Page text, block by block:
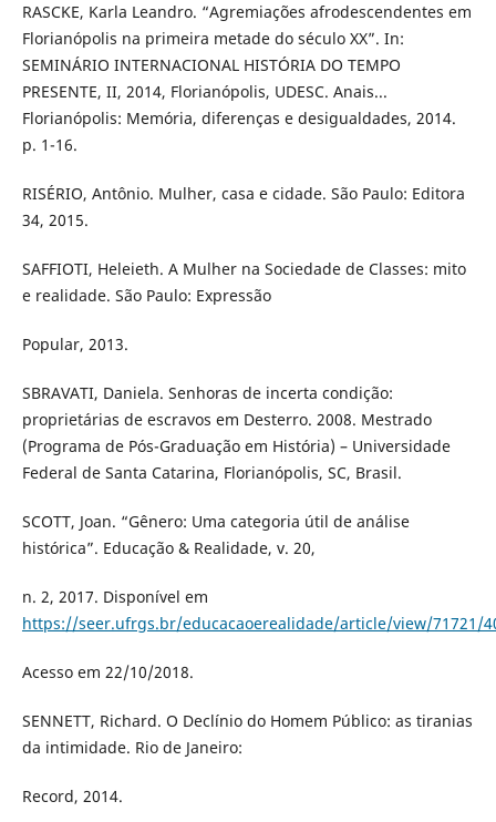
RASCKE, Karla Leandro. “Agremiações afrodescendentes em
Florianópolis na primeira metade do século XX”. In:
SEMINÁRIO INTERNACIONAL HISTÓRIA DO TEMPO
PRESENTE, II, 2014, Florianópolis, UDESC. Anais...
Florianópolis: Memória, diferenças e desigualdades, 2014.
p. 1-16.
RISÉRIO, Antônio. Mulher, casa e cidade. São Paulo: Editora
34, 2015.
SAFFIOTI, Heleieth. A Mulher na Sociedade de Classes: mito
e realidade. São Paulo: Expressão
Popular, 2013.
SBRAVATI, Daniela. Senhoras de incerta condição:
proprietárias de escravos em Desterro. 2008. Mestrado
(Programa de Pós-Graduação em História) – Universidade
Federal de Santa Catarina, Florianópolis, SC, Brasil.
SCOTT, Joan. “Gênero: Uma categoria útil de análise
histórica”. Educação & Realidade, v. 20,
n. 2, 2017. Disponível em
https://seer.ufrgs.br/educacaoerealidade/article/view/71721/
Acesso em 22/10/2018.
SENNETT, Richard. O Declínio do Homem Público: as tiranias
da intimidade. Rio de Janeiro:
Record, 2014.